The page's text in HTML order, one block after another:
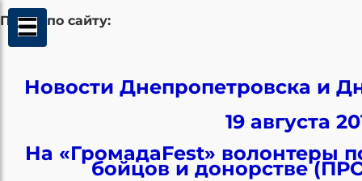
Поиск по сайту:
Новости Днепропетровска и
19 августа
На «ГромадаFest» волонтеры
бойцов и донорстве